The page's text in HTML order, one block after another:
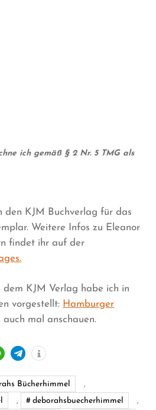
ich gemäß § 2 Nr. 5 TMG als
den KJM Buchverlag für das
Weitere Infos zu Eleanor
findet ihr auf der
dem KJM Verlag habe ich in
vorgestellt: Hamburger
mal anschauen.
Bücherhimmel
,
, deborahsbuecherhimmel
,